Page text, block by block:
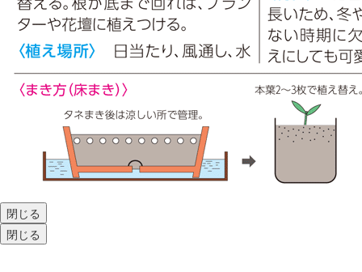
閉じる
閉じる